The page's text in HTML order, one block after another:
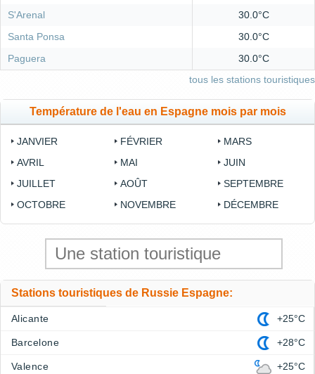
S'Arenal
30.0°C
Santa Ponsa
30.0°C
Paguera
30.0°C
tous les stations touristiques
Température de l'eau en Espagne mois par mois
JANVIER FÉVRIER
MARS
AVRIL
MAI
JUIN
JUILLET
AOÛT
SEPTEMBRE
OCTOBRE
NOVEMBRE DÉCEMBRE
Stations touristiques de Russie Espagne:
Alicante +25°C
Barcelone +28°C
Valence +25°C